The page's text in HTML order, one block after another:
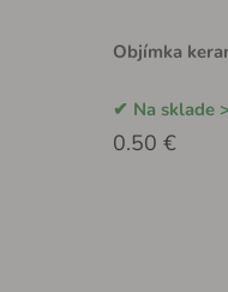
Objímka
Na sklade
0.50 €